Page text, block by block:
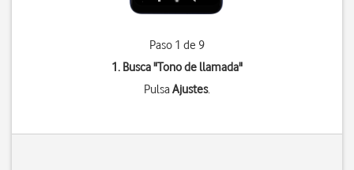
Paso 1 de 9
1. Busca "Tono de llamada"
PulsaAjustes.